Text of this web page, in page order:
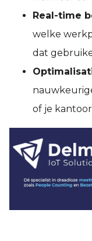
Real-time
welke
dat
of je